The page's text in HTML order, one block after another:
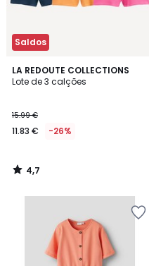
Saldos
LA REDOUTE COLLECTIONS
Lote de 3 calções
15.99 €
11.83 € -26%
4,7
/ 5
4,7
/